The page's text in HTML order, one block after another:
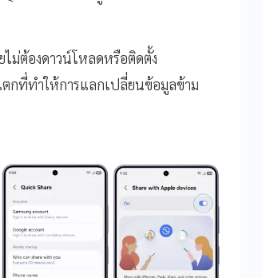
ม่ต้องดาวน์โหลดหรือติดตั้ง
กที่ทำให้การแลกเปลี่ยนข้อมูลข้าม